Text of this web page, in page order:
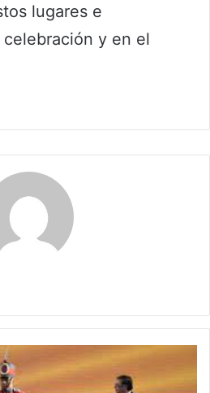
lugares e
y en el